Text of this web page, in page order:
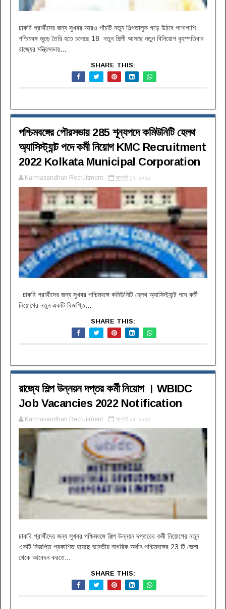
চাকরি প্রার্থীদের জন্য সুখবর আরও পাঁচটি নতুন শিল্পতালুক গড়ে উঠবে পাশাপাশি
পশ্চিমবঙ্গ জুড়ে তৈরি হতে চলেছে 18 নতুন শিল্পী আসছে নতুন বিনিয়োগ বৃহস্পতিবার
রাজ্যের মন্ত্রিসভায়...
SHARE THIS:
পশ্চিমবঙ্গের পৌরসভায় 285 শূন্যপদে কমিউনিটি হেলথ
অ্যাসিস্ট্যান্ট পদে কর্মী নিয়োগ KMC Recruitment
2022 Kolkata Municipal Corporation
Karmasandhan Recruitment আগস্ট ১৭, ২০২২
চাকরি প্রার্থীদের জন্য সুখবর পশ্চিমবঙ্গে কমিউনিটি হেলথ অ্যাসিস্ট্যান্ট পদে কর্মী
নিয়োগের নতুন একটি বিজ্ঞপ্তি...
SHARE THIS:
রাজ্যে শিল্প উন্নয়ন দপ্তর কর্মী নিয়োগ । WBIDC
Job Vacancies 2022 Notification
Karmasandhan Recruitment আগস্ট ১৭, ২০২২
চাকরি প্রার্থীদের জন্য সুখবর পশ্চিমবঙ্গে শিল্প উন্নয়ন দপ্তরের কর্মী নিয়োগের নতুন
একটি বিজ্ঞপ্তি প্রকাশিত হয়েছে ভারতীয় নাগরিক অর্থাৎ পশ্চিমবঙ্গের 23 টি জেলা
থেকে আবেদন করতে...
SHARE THIS: